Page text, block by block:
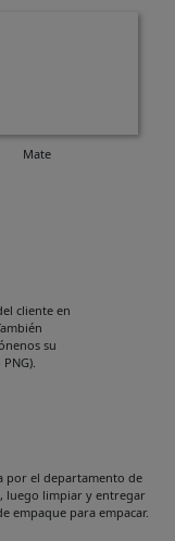
Mate
cliente en
su
por el departamento de
luego limpiar y entregar
empaque para empacar.